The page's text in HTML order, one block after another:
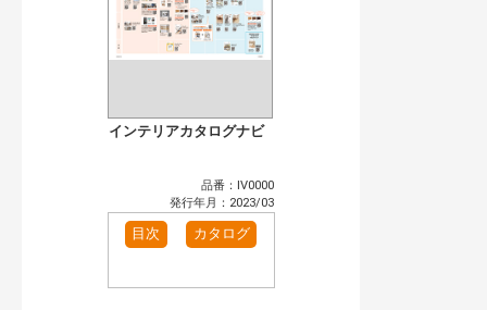
リフォームおすすめ（10）
省エネ住宅関連（1）
補助金・優遇制度を知る（2）
カタログ一覧＆使い方（1）
窓・シャッター（1）
インテリア建材（1）
水栓金具（1）
ビル・マンション・店舗（1）
各種施設用設備機器（1）
インテリアカタログナビ
品番：IV0000
発行年月：2023/03
目次 カタログ